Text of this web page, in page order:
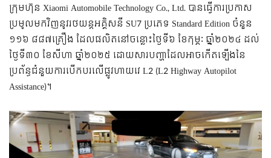
ក្រុមហ៊ុន Xiaomi Automobile Technology Co., Ltd. បានធ្វើការប្រកាស
ប្រមូលមកវិញនូវរថយន្តអគ្គិសនី SU7 ប្រភេទ Standard Edition ចំនួន
១១៦ ៨៨៧គ្រឿង ដែលផលិតនៅចន្លោះថ្ងៃទី៦ ខែកុម្ភៈ ឆ្នាំ២០២៤ ដល់
ថ្ងៃទី៣០ ខែសីហា ឆ្នាំ២០២៥ ដោយសារបញ្ហាដែលអាចកើតឡើងនៃ
ប្រព័ន្ធជំនួយការបើកបរលើផ្លូវហាយវេ L2 (L2 Highway Autopilot
Assistance)។